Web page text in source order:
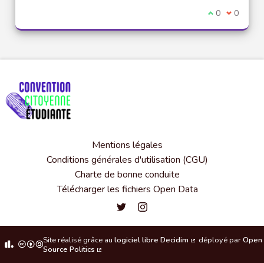
Je suis
0 Je ne
0
Mentions légales
Conditions générales d'utilisation (CGU)
Charte de bonne conduite
Télécharger les fichiers Open Data
Convention citoyenne étudiante
Convention citoyenne
Site réalisé grâce au logiciel libre Decidim
(Lien externe)
déployé parOpen
Source Politics